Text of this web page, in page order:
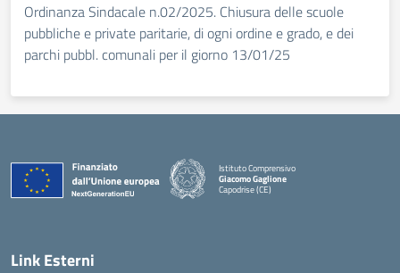
Ordinanza Sindacale n.02/2025. Chiusura delle scuole
pubbliche e private paritarie, di ogni ordine e grado, e dei
parchi pubbl. comunali per il giorno 13/01/25
Istituto Comprensivo
Giacomo Gaglione
Capodrise (CE)
— Visita la pagina iniziale della scuola
Link Esterni